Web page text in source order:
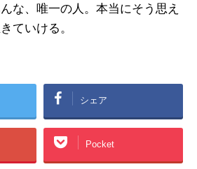
な、唯一の人。本当にそう思え
ていける。
シェア
Pocket